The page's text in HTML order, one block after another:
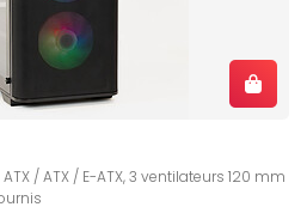
/ ATX / E-ATX, 3 ventilateurs 120 mm